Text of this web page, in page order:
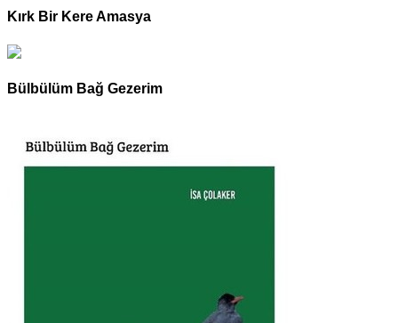
Kırk Bir Kere Amasya
Bülbülüm Bağ Gezerim